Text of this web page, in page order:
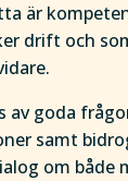
är
drift och
av goda
samt
om både